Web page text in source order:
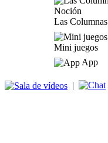
Las Columnas
Mini juegos
App
|